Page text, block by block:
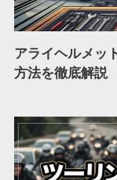
アライヘルメッ
方法を徹底解説